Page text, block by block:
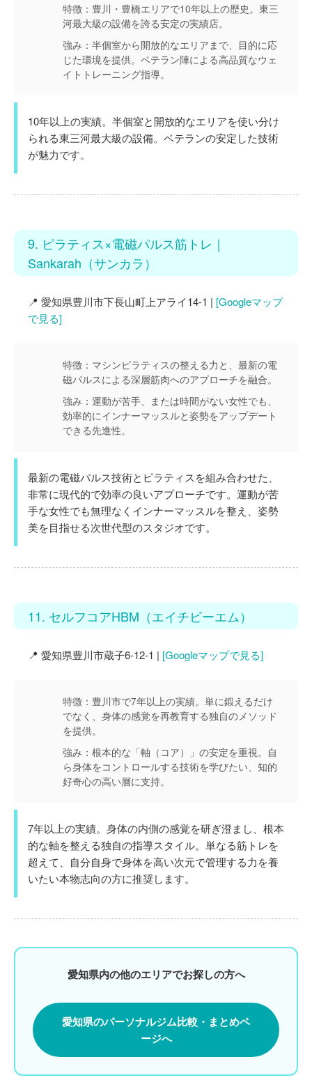
特徴： 豊川・豊橋エリアで10年以上の歴史。東三
河最大級の設備を誇る安定の実績店。
強み： 半個室から開放的なエリアまで、目的に応
じた環境を提供。ベテラン陣による高品質なウェ
イトトレーニング指導。
10年以上の実績。半個室と開放的なエリアを使い分け
られる東三河最大級の設備。ベテランの安定した技術
が魅力です。
9. ピラティス×電磁パルス筋トレ｜
Sankarah（サンカラ）
📍 愛知県豊川市下長山町上アライ14-1 | [Googleマップ
で見る]
特徴： マシンピラティスの整える力と、最新の電
磁パルスによる深層筋肉へのアプローチを融合。
強み： 運動が苦手、または時間がない女性でも、
効率的にインナーマッスルと姿勢をアップデート
できる先進性。
最新の電磁パルス技術とピラティスを組み合わせた、
非常に現代的で効率の良いアプローチです。運動が苦
手な女性でも無理なくインナーマッスルを整え、姿勢
美を目指せる次世代型のスタジオです。
11. セルフコアHBM（エイチビーエム）
📍 愛知県豊川市蔵子6-12-1 | [Googleマップで見る]
特徴： 豊川市で7年以上の実績。単に鍛えるだけ
でなく、身体の感覚を再教育する独自のメソッド
を提供。
強み： 根本的な「軸（コア）」の安定を重視。自
ら身体をコントロールする技術を学びたい、知的
好奇心の高い層に支持。
7年以上の実績。身体の内側の感覚を研ぎ澄まし、根本
的な軸を整える独自の指導スタイル。単なる筋トレを
超えて、自分自身で身体を高い次元で管理する力を養
いたい本物志向の方に推奨します。
愛知県内の他のエリアでお探しの方へ
愛知県のパーソナルジム比較・まとめペ
ージへ